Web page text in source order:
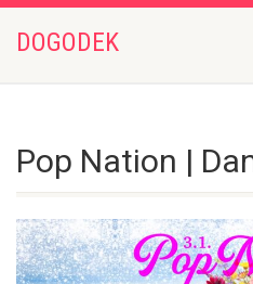
DOGODEK
Pop Nation |